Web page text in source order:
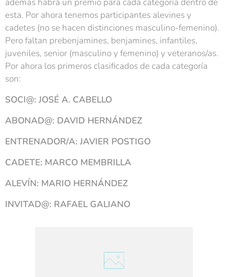
esta. Por ahora tenemos participantes alevines y
cadetes (no se hacen distinciones masculino-femenino).
Pero faltan prebenjamines, benjamines, infantiles,
juveniles, senior (masculino y femenino) y veteranos/as.
Por ahora los primeros clasificados de cada categoría
son:
SOCI@: JOSÉ A. CABELLO
ABONAD@: DAVID HERNÁNDEZ
ENTRENADOR/A: JAVIER POSTIGO
CADETE: MARCO MEMBRILLA
ALEVÍN: MARIO HERNÁNDEZ
INVITAD@: RAFAEL GALIANO